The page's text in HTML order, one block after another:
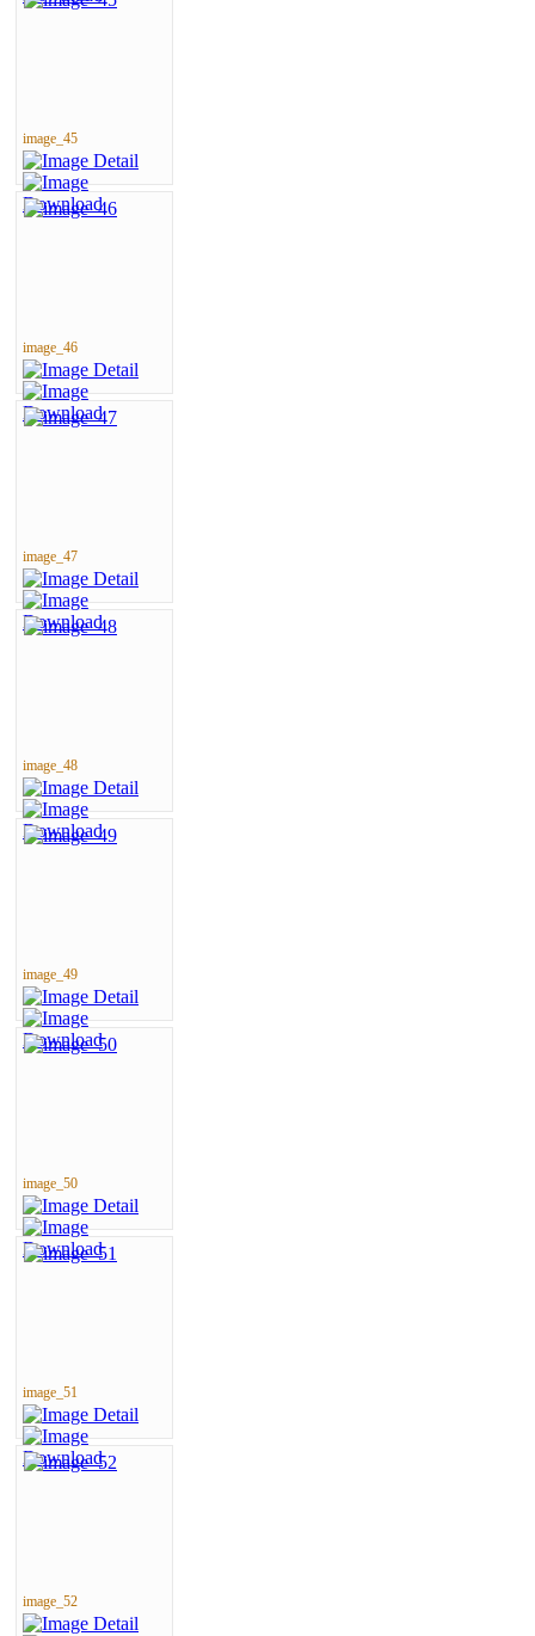
image_45
image_46
image_47
image_48
image_49
image_50
image_51
image_52